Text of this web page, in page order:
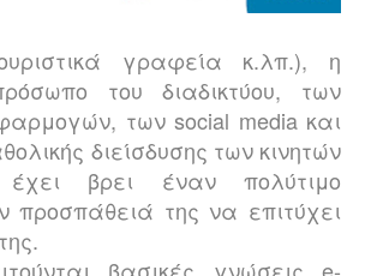
γραφεία κ.λπ.), η
του διαδικτύου, των
των social media και
διείσδυσης των κινητών
βρει έναν πολύτιμο
προσπάθειά της να επιτύχει